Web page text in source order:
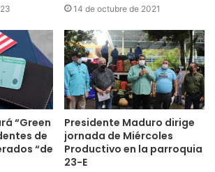
14 de octubre de 2021
“Green
de
“de
Presidente Maduro dirige
jornada de Miércoles
Productivo en la parroquia
23-E